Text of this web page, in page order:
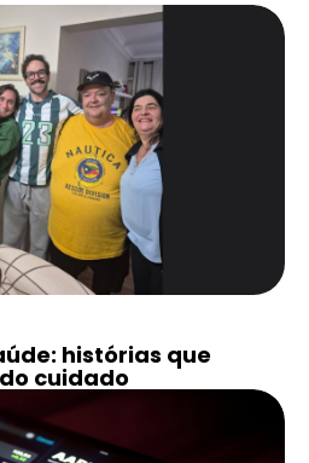
histórias que
cuidado